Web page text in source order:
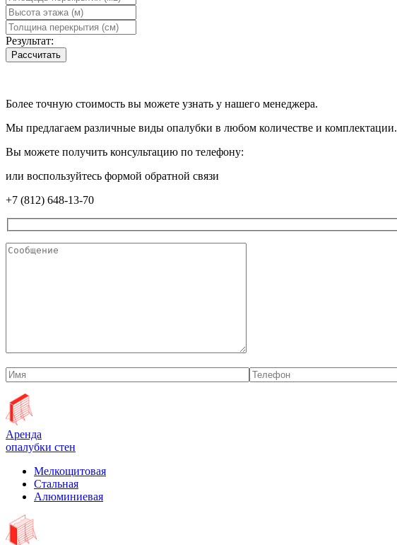
Результат:
Рассчитать
Более точную стоимость вы можете узнать у нашего менеджера.
Мы предлагаем различные виды опалубки в любом количестве и комплектации.
Вы можете получить консультацию по телефону:
или воспользуйтесь формой обратной связи
+7 (812) 648-13-70
Аренда
опалубки стен
Мелкощитовая
Стальная
Алюминиевая